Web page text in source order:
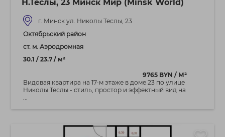
Н.Теслы, 23 Минск Мир (Minsk World)
г. Минск ул. Николы Теслы, 23
Октябрьский район
ст. м. Аэродромная
30.1 / 23.7 / м²
9765 BYN / М²
Видовая квартира на 17‑м этаже в доме 23 по улице
Николы Теслы - стиль, простор и эффектный вид на
...